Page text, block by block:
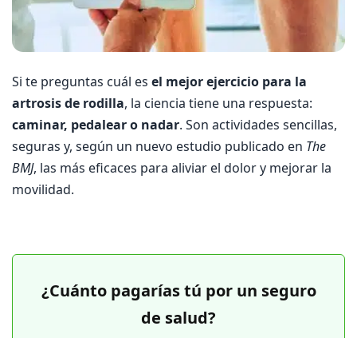
Si te preguntas cuál es el mejor ejercicio para la
artrosis de rodilla, la ciencia tiene una respuesta:
caminar, pedalear o nadar. Son actividades sencillas,
seguras y, según un nuevo estudio publicado en The
BMJ, las más eficaces para aliviar el dolor y mejorar la
movilidad.
¿Cuánto pagarías tú por un seguro
de salud?